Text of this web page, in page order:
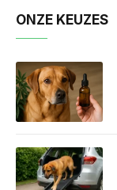
ONZE KEUZES